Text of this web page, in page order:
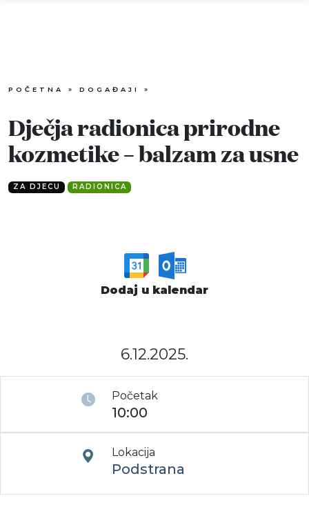
Događaji
Pretraga
POČETNA » DOGAĐAJI »
Dječja radionica prirodne
kozmetike – balzam za usne
ZA DJECU RADIONICA
Dodaj u kalendar
6.12.2025.
Početak
10:00
Lokacija
Podstrana